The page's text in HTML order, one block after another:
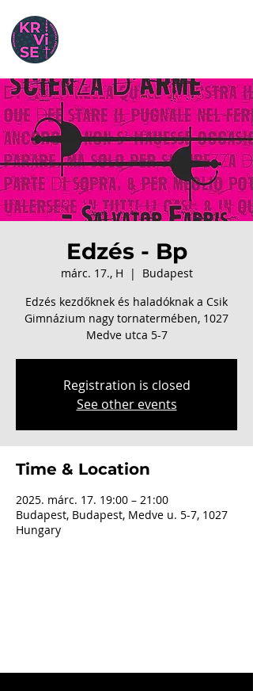
Edzés - Bp
márc. 17., H
  |
Budapest
Edzés kezdőknek és haladóknak a Csik
Gimnázium nagy tornatermében, 1027
Medve utca 5-7
Registration is closed
See other events
Time & Location
2025. márc. 17. 19:00 – 21:00
Budapest, Budapest, Medve u. 5-7, 1027
Hungary